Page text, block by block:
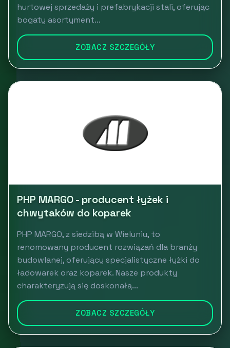
hurtowej sprzedaży i prefabrykacji stali, oferując
bogaty asortyment...
ZOBACZ SZCZEGÓŁY
PHP MARGO - producent łyżek i
chwytaków do koparek
PHP MARGO, z siedzibą w Wieluniu, to
renomowany producent rozwiązań dla branży
budowlanej, oferujący specjalistyczne łyżki do
ładowarek oraz koparek. Nasze produkty
charakteryzują się doskonałą...
ZOBACZ SZCZEGÓŁY